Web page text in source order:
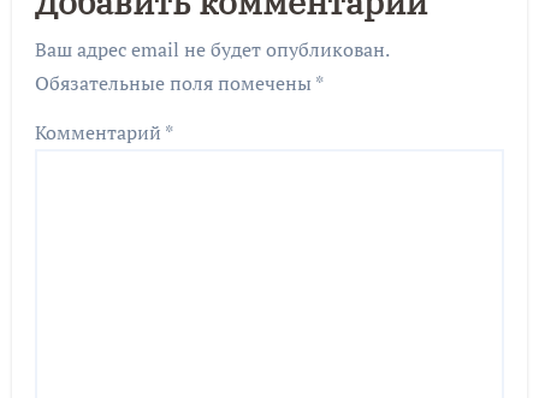
Ваш адрес email не будет опубликован.
Обязательные поля помечены *
Комментарий *